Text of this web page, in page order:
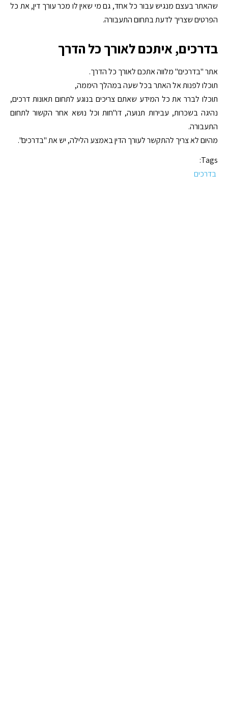
שהאתר בעצם מנגיש עבור כל אחד, גם מי שאין לו מכר עורך דין, את כל
הפרטים שצריך לדעת בתחום התעבורה.
בדרכים, איתכם לאורך כל הדרך
אתר "בדרכים" מלווה אתכם לאורך כל הדרך.
תוכלו לפנות אל האתר בכל שעה במהלך היממה,
תוכלו לברר את כל המידע שאתם צריכים בנוגע לתחום תאונות דרכים,
נהיגה בשכרות, עבירות תנועה, דו"חות וכל נושא אחר הקשור לתחום
התעבורה.
מהיום לא צריך להתקשר לעורך הדין באמצע הלילה, יש את "בדרכים".
Tags:
בדרכים